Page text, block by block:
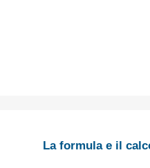
La formula e il